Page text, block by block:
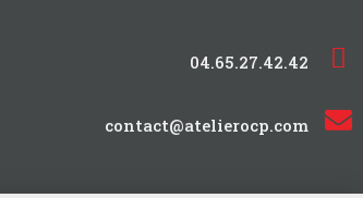
04.65.27.42.42
contact@atelierocp.com